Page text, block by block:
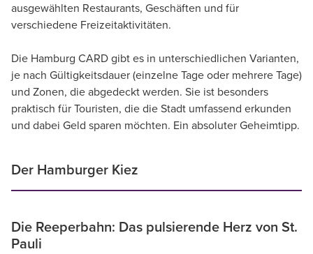
ausgewählten Restaurants, Geschäften und für
verschiedene Freizeitaktivitäten.
Die Hamburg CARD gibt es in unterschiedlichen Varianten,
je nach Gültigkeitsdauer (einzelne Tage oder mehrere Tage)
und Zonen, die abgedeckt werden. Sie ist besonders
praktisch für Touristen, die die Stadt umfassend erkunden
und dabei Geld sparen möchten. Ein absoluter Geheimtipp.
Der Hamburger Kiez
Die Reeperbahn: Das pulsierende Herz von St.
Pauli